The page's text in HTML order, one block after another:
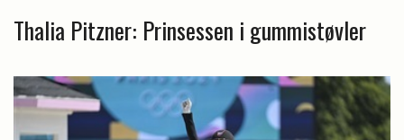
Thalia Pitzner: Prinsessen i gummistøvler